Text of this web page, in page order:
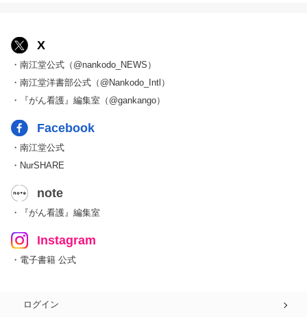
X
・南江堂公式（@nankodo_NEWS）
・南江堂洋書部公式（@Nankodo_Intl）
・『がん看護』編集室（@gankango）
Facebook
・南江堂公式
・NurSHARE
note
・『がん看護』編集室
Instagram
・電子書籍 公式
ログイン